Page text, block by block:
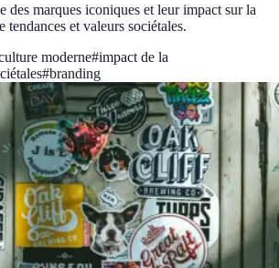
des marques iconiques et leur impact sur la
tendances et valeurs sociétales.
moderne#impact de la
#branding